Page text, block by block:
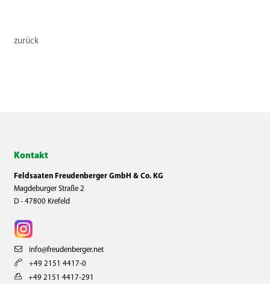
zurück
Kontakt
Feldsaaten Freudenberger GmbH & Co. KG
Magdeburger Straße 2
D - 47800 Krefeld
info@freudenberger.net
+49 2151 4417-0
+49 2151 4417-291